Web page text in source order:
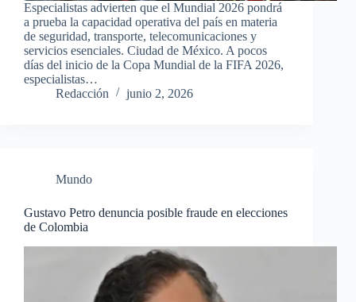
Especialistas advierten que el Mundial 2026 pondrá
a prueba la capacidad operativa del país en materia
de seguridad, transporte, telecomunicaciones y
servicios esenciales. Ciudad de México. A pocos
días del inicio de la Copa Mundial de la FIFA 2026,
especialistas…
Redacción
junio 2, 2026
Mundo
Gustavo Petro denuncia posible fraude en elecciones
de Colombia